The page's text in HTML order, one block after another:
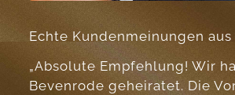
Echte Kundenmeinungen
„Absolute Empfehlung! Wir
Bevenrode geheiratet. Die